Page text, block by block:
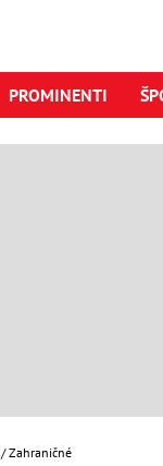
PROMINENTI
Zahraničné